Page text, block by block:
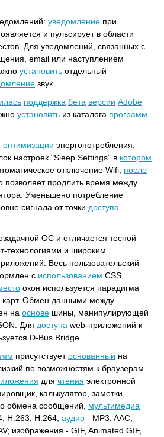
уведомление при
и пульсирует в области
Для уведомлений, связанных с
email или наступлением
установить отдельный
звук.
поддержка бета версии Adobe
установить из каталога программ
оптимизации энергопотребления,
настроек "Sleep Settings" в котором
отключение Wifi, после
позволяет продлить время между
Уменьшено потребление
сигнала от точки доступа
ОС и отличается тесной
технологиями и широким
Весь пользовательский
с использованием CSS,
окон используется парадигма
карт. Обмен данными между
на основе шины, манипулирующей
Для доступа web-приложений к
D-Bus Bridge.
присутствуетоснованный на
по возможностям к браузерам
для чтения электронной
калькулятор, заметки,
обмена сообщений, мультимедиа
H.263, H.264; аудио - MP3, AAC,
изображения - GIF, Animated GIF,